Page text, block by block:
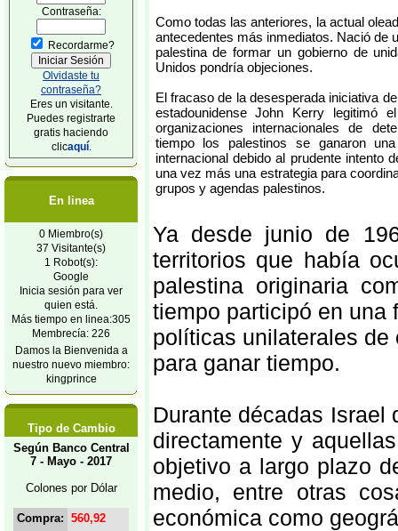
Contraseña:
Recordarme?
Olvidaste tu
contraseña?
Eres un visitante.
Puedes registrarte
gratis haciendo
clicaquí.
En linea
0 Miembro(s)
37 Visitante(s)
1 Robot(s):
Google
Inicia sesión para ver
quien está.
Más tiempo en linea:305
Membrecía: 226
Damos la Bienvenida a
nuestro nuevo miembro:
kingprince
Tipo de Cambio
Según Banco Central
7 - Mayo - 2017
Colones por Dólar
Compra: 560,92
Como todas las anteriores, la actual
antecedentes más inmediatos. Nació de
palestina de formar un gobierno de
Unidos pondría objeciones.
El fracaso de la desesperada iniciativa
estadounidense John Kerry legitimó
organizaciones internacionales de
tiempo los palestinos se ganaron
internacional debido al prudente intento
una vez más una estrategia para
grupos y agendas palestinos.
Ya desde junio de
territorios que había
palestina originaria
tiempo participó en una
políticas unilaterales
para ganar tiempo.
Durante décadas Israel
directamente y
objetivo a largo plazo
medio, entre otras
económica como